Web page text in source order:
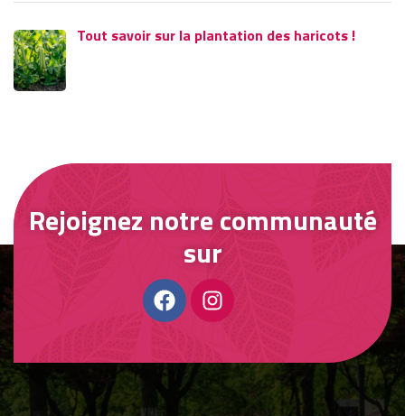
Tout savoir sur la plantation des haricots !
Rejoignez notre communauté
sur